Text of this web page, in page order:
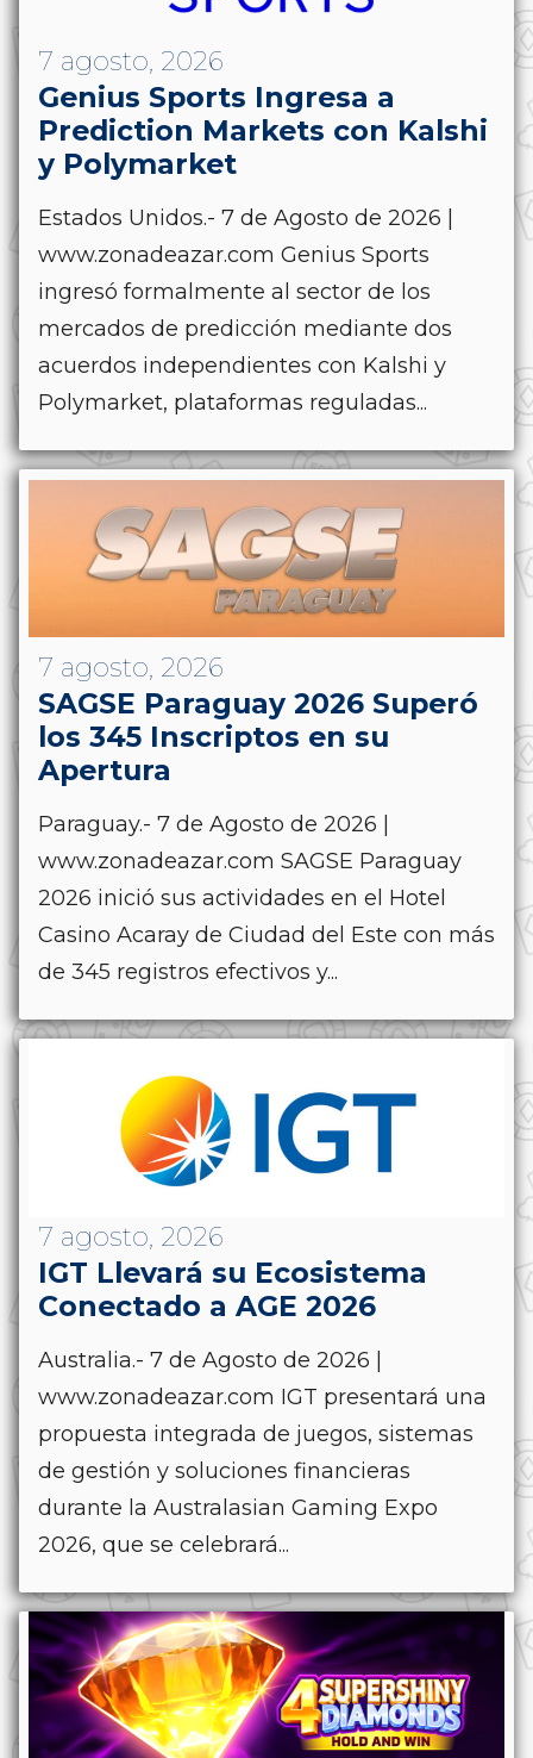
7 agosto, 2026
Genius Sports Ingresa a
Prediction Markets con Kalshi
y Polymarket
Estados Unidos.- 7 de Agosto de 2026 |
www.zonadeazar.com Genius Sports
ingresó formalmente al sector de los
mercados de predicción mediante dos
acuerdos independientes con Kalshi y
Polymarket, plataformas reguladas...
7 agosto, 2026
SAGSE Paraguay 2026 Superó
los 345 Inscriptos en su
Apertura
Paraguay.- 7 de Agosto de 2026 |
www.zonadeazar.com SAGSE Paraguay
2026 inició sus actividades en el Hotel
Casino Acaray de Ciudad del Este con más
de 345 registros efectivos y...
7 agosto, 2026
IGT Llevará su Ecosistema
Conectado a AGE 2026
Australia.- 7 de Agosto de 2026 |
www.zonadeazar.com IGT presentará una
propuesta integrada de juegos, sistemas
de gestión y soluciones financieras
durante la Australasian Gaming Expo
2026, que se celebrará...